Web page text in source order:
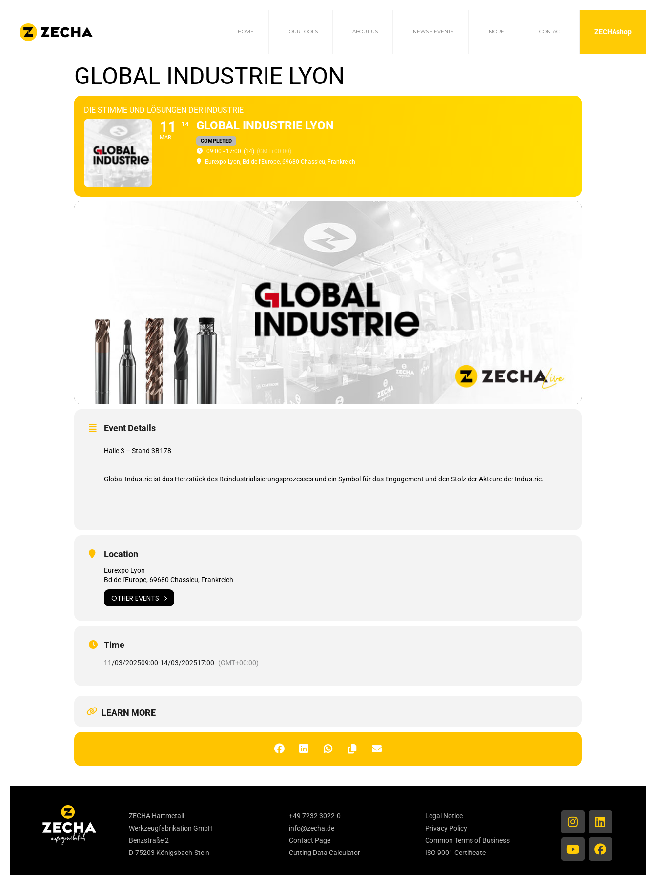
HOME OUR TOOLS ABOUT US NEWS + EVENTS MORE CONTACT ZECHAshop
GLOBAL INDUSTRIE LYON
DIE STIMME UND LÖSUNGEN DER INDUSTRIE
11
MAR
14 GLOBAL INDUSTRIE LYON
COMPLETED
09:00 - 17:00 (14) (GMT+00:00)
Eurexpo Lyon, Bd de l'Europe, 69680 Chassieu, Frankreich
Event Details
Halle 3 – Stand 3B178
Global Industrie ist das Herzstück des Reindustrialisierungsprozesses und ein Symbol für das Engagement und den Stolz der Akteure der Industrie.
Location
Eurexpo Lyon
Bd de l'Europe, 69680 Chassieu, Frankreich
OTHER EVENTS
Time
11/03/202509:00-14/03/202517:00 (GMT+00:00)
LEARN MORE
ZECHA Hartmetall-
Werkzeugfabrikation GmbH
Benzstraße 2
D-75203 Königsbach-Stein
+49 7232 3022-0
info@zecha.de
Contact Page
Cutting Data Calculator
Legal Notice
Privacy Policy
Common Terms of Business
ISO 9001 Certificate